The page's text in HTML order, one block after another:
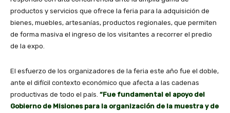
productos y servicios que ofrece la feria para la adquisición de
bienes, muebles, artesanías, productos regionales, que permiten
de forma masiva el ingreso de los visitantes a recorrer el predio
de la expo.
El esfuerzo de los organizadores de la feria este año fue el doble,
ante el difícil contexto económico que afecta a las cadenas
productivas de todo el país. “Fue fundamental el apoyo del
Gobierno de Misiones para la organización de la muestra y de